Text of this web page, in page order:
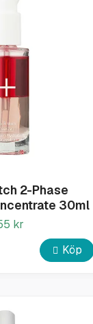
2-Phase
30ml
kr
Köp